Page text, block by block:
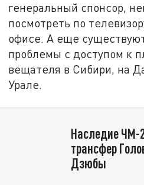
генеральный спонсор,
посмотреть по
офисе. А еще
проблемы с доступом к
вещателя в Сибири, на
Урале.
Наследие ЧМ-
трансфер
Дзюбы